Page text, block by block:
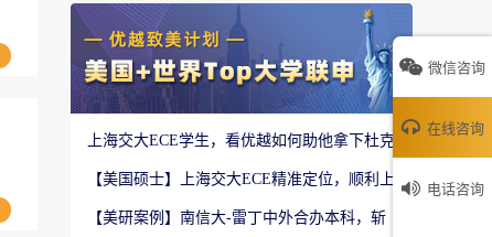
上海交大ECE学生，看优越如何助他拿下杜克
【美国硕士】上海交大ECE精准定位，顺利上
【美研案例】南信大‑雷丁中外合办本科，斩
微信咨询
在线咨询
电话咨询